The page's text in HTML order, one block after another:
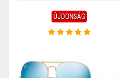
ÚJDONSÁG